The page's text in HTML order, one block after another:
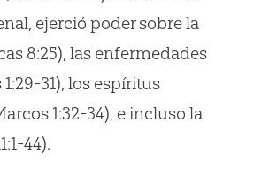
ejerció poder sobre la
8:25), las enfermedades
31), los espíritus
1:32-34), e incluso la
44).